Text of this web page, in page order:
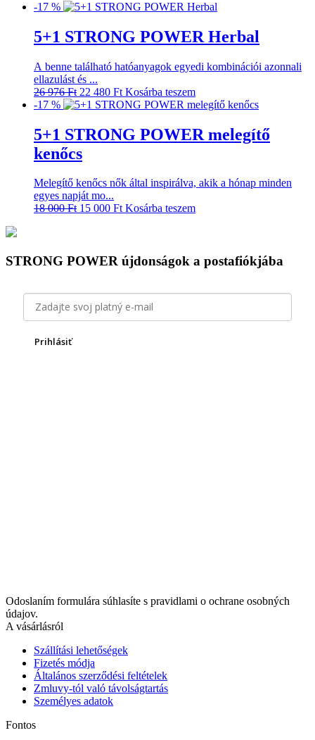
-17 %
5+1 STRONG POWER Herbal
A benne található hatóanyagok egyedi kombinációi azonnali
ellazulást és ...
26 976Ft Original
price
26
976 Ft.
22 480 FtCurrent
price
22
480 Ft.
Kosárba teszem
-17 %
5+1 STRONG POWER melegítő
kenőcs
Melegítő kenőcs nők által inspirálva, akik a hónap minden
egyes napját mo...
18 000Ft Original
000 Ft.
15 000 FtCurrent
000 Ft.
Kosárba teszem
STRONG POWER újdonságok a postafiókjába
Prihlásiť
Odoslaním formulára súhlasíte s pravidlami o ochrane osobných
údajov.
A vásárlásról
Szállítási lehetőségek
Fizetés módja
Általános szerződési feltételek
Zmluvy-tól való távolságtartás
Személyes adatok
Fontos